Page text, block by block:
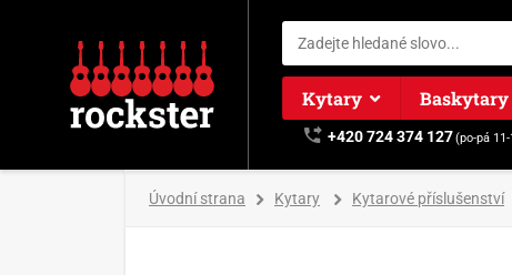
Kytary Baskytary
+420 724 374 127(po-pá
Úvodní strana Kytary Kytarové příslušenství